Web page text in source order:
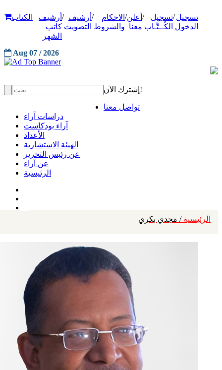
تسجيل
الدخول
/تسجيل
الكُــتَّـاب
/ أعلن
معنا
/ الاحكام
والشروط
/ أرشيف
التصويت
/ أرشيف
كاتب
الشهر
الكتاب
Aug 07 / 2026
إشترك الآن!
تواصل معنا
دراسات آراء
آراء بودكاست
الأعداد
الهيئة الاستشارية
عن رئيس التحرير
عن آراء
الرئيسية
الرئيسية / مجدي بكري